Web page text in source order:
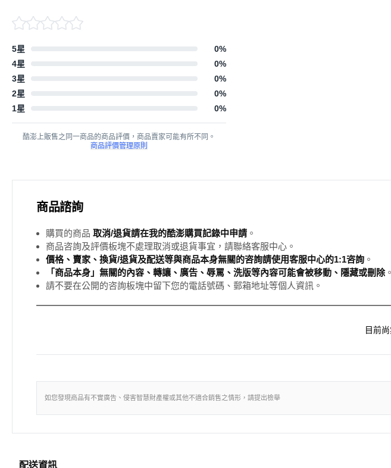
5星 0%
4星
0%
3星
0%
2星
0%
1星
0%
酷澎上販售之同一商品的商品評價，商品賣家可能有所不同。
商品評價管理原則
商品諮詢
購買的商品 取消/退貨請在我的酷澎購買記錄中申請 。
商品咨詢及評價板塊不處理取消或退貨事宜，請聯絡客服中心。
價格、賣家、換貨/退貨及配送等與商品本身無關的咨詢請使用客服中心的1:1咨詢 。
「商品本身」無關的內容、轉讓、廣告、辱罵、洗版等內容可能會被移動、隱藏或刪除。
請不要在公開的咨詢板塊中留下您的電話號碼、郵箱地址等個人資訊。
目前
如您發現商品有不實廣告、侵害智慧財產權或其他不適合銷售之情形，請提出檢舉
配送資訊